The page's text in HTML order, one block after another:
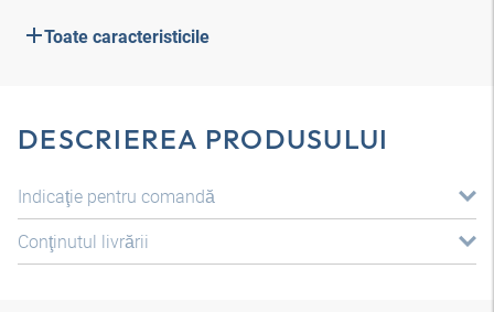
Toate caracteristicile
DESCRIEREA PRODUSULUI
Indicaţie pentru comandă
Conţinutul livrării